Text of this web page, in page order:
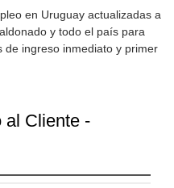
en Uruguay actualizadas a
y todo el país para
de ingreso inmediato y primer
al Cliente -